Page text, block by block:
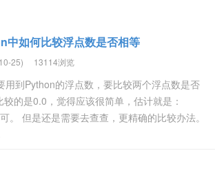
中如何比较浮点数是否相等
25) 13114浏览
用到Python的浮点数，要比较两个浮点数是否
的是0.0，觉得应该很简单，估计就是：
。 但是还是需要去查查，更精确的比较办法。